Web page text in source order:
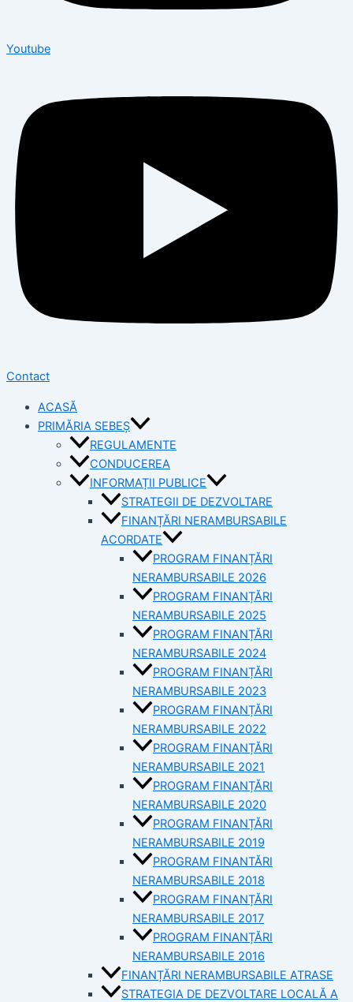
Youtube
Contact
ACASĂ
PRIMĂRIA SEBEȘ
REGULAMENTE
CONDUCEREA
INFORMAȚII PUBLICE
STRATEGII DE DEZVOLTARE
FINANȚĂRI NERAMBURSABILE
ACORDATE
PROGRAM FINANȚĂRI
NERAMBURSABILE 2026
PROGRAM FINANȚĂRI
NERAMBURSABILE 2025
PROGRAM FINANȚĂRI
NERAMBURSABILE 2024
PROGRAM FINANȚĂRI
NERAMBURSABILE 2023
PROGRAM FINANȚĂRI
NERAMBURSABILE 2022
PROGRAM FINANȚĂRI
NERAMBURSABILE 2021
PROGRAM FINANȚĂRI
NERAMBURSABILE 2020
PROGRAM FINANȚĂRI
NERAMBURSABILE 2019
PROGRAM FINANTĂRI
NERAMBURSABILE 2018
PROGRAM FINANȚĂRI
NERAMBURSABILE 2017
PROGRAM FINANȚĂRI
NERAMBURSABILE 2016
FINANȚĂRI NERAMBURSABILE ATRASE
STRATEGIA DE DEZVOLTARE LOCALĂ A